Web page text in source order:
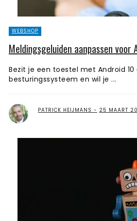
WEBSHOP
Meldingsgeluiden aanpassen voor
Bezit je een toestel met Android
besturingssysteem en wil je ...
PATRICK HEIJMANS 25 MAART